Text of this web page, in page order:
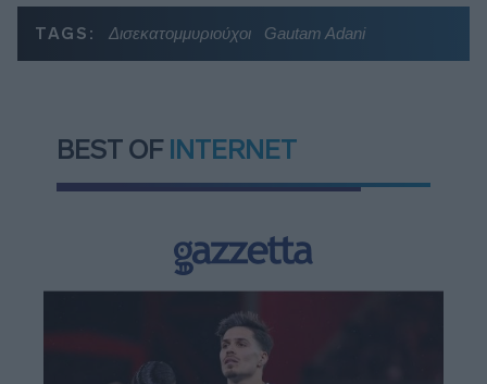
TAGS: Δισεκατομμυριούχοι Gautam Adani
BEST OF INTERNET